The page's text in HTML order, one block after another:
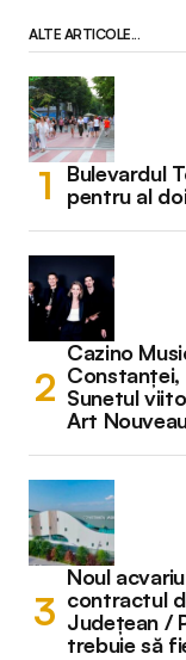
ALTE ARTICOLE...
Bulevardul
pentru al
Cazino
Constanței,
Sunetul
Art
Noul
contractul
Județean /
trebuie să